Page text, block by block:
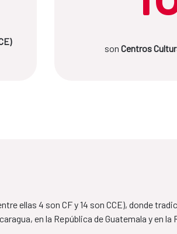
son Centros
ellas 4 son CF y 14 son CCE), donde
en la República de Guatemala y en